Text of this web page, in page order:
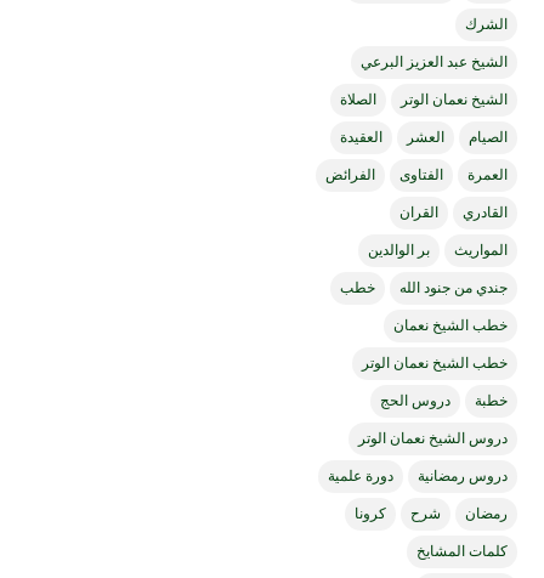
الشرك
الشيخ عبد العزيز البرعي
الشيخ نعمان الوتر الصلاة
الصيام العشر العقيدة
العمرة الفتاوى الفرائض
القادري القران
المواريث بر الوالدين
جندي من جنود الله خطب
خطب الشيخ نعمان
خطب الشيخ نعمان الوتر
خطبة دروس الحج
دروس الشيخ نعمان الوتر
دروس رمضانية دورة علمية
رمضان شرح كرونا
كلمات المشايخ